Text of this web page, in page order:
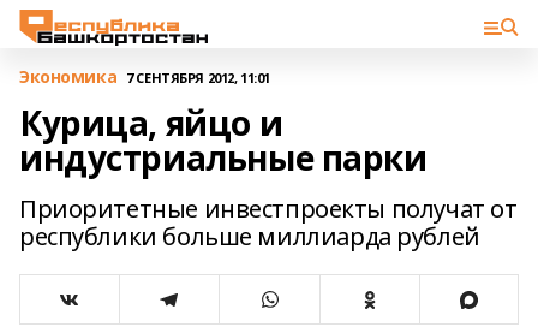
Экономика 7 СЕНТЯБРЯ 2012, 11:01
Курица, яйцо и
индустриальные парки
Приоритетные инвестпроекты получат от
республики больше миллиарда рублей